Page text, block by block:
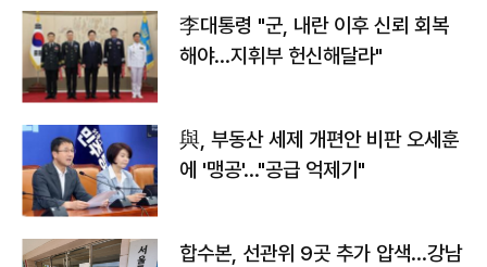
李대통령 "군, 내란 이후 신뢰 회복
해야…지휘부 헌신해달라"
與, 부동산 세제 개편안 비판 오세훈
에 '맹공'…"공급 억제기"
합수본, 선관위 9곳 추가 압색…강남